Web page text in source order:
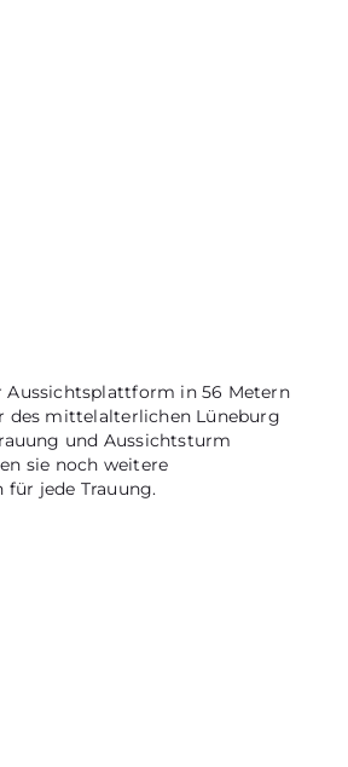
Aussichtsplattform in 56 Metern
des mittelalterlichen Lüneburg
und Aussichtsturm
sie noch weitere
jede Trauung.